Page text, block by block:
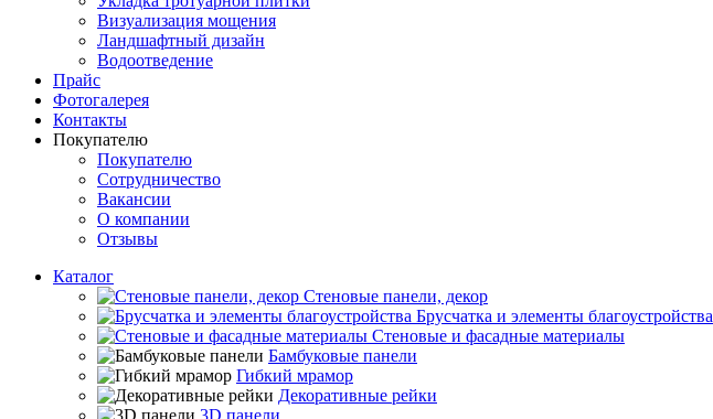
Визуализация мощения
Ландшафтный дизайн
Водоотведение
Прайс
Фотогалерея
Контакты
Покупателю
Покупателю
Сотрудничество
Вакансии
О компании
Отзывы
Каталог
Стеновые панели, декор
Брусчатка и элементы благоустройства
Стеновые и фасадные материалы
Бамбуковые панели
Гибкий мрамор
Декоративные рейки
3D панели